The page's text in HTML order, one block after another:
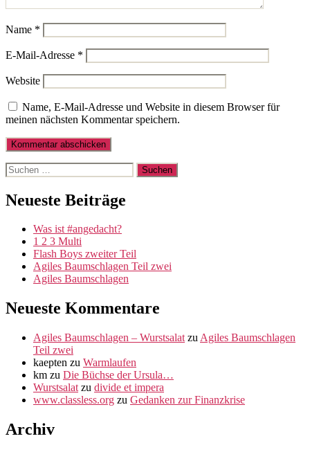
Name *
E-Mail-Adresse *
Website
Name, E-Mail-Adresse und Website in diesem Browser für
meinen nächsten Kommentar speichern.
Suche
nach:
Neueste Beiträge
Was ist #angedacht?
1 2 3 Multi
Flash Boys zweiter Teil
Agiles Baumschlagen Teil zwei
Agiles Baumschlagen
Neueste Kommentare
Agiles Baumschlagen – Wurstsalat zu Agiles Baumschlagen
Teil zwei
kaepten zu Warmlaufen
km zu Die Büchse der Ursula…
Wurstsalat zu divide et impera
www.classless.org zu Gedanken zur Finanzkrise
Archiv